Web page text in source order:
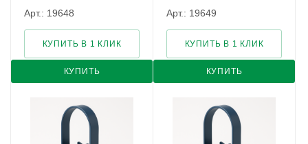
Арт.: 19648
КУПИТЬ
КУПИТЬ В 1 КЛИК
Арт.: 19649
КУПИТЬ
КУПИТЬ В 1 КЛИК